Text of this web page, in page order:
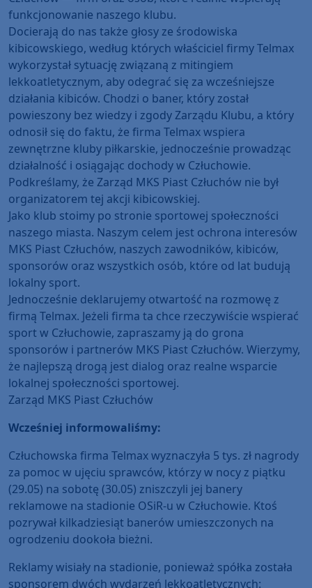
funkcjonowanie naszego klubu.
Docierają do nas także głosy ze środowiska
kibicowskiego, według których właściciel firmy Telmax
wykorzystał sytuację związaną z mitingiem
lekkoatletycznym, aby odegrać się za wcześniejsze
działania kibiców. Chodzi o baner, który został
powieszony bez wiedzy i zgody Zarządu Klubu, a który
odnosił się do faktu, że firma Telmax wspiera
zewnętrzne kluby piłkarskie, jednocześnie prowadząc
działalność i osiągając dochody w Człuchowie.
Podkreślamy, że Zarząd MKS Piast Człuchów nie był
organizatorem tej akcji kibicowskiej.
Jako klub stoimy po stronie sportowej społeczności
naszego miasta. Naszym celem jest ochrona interesów
MKS Piast Człuchów, naszych zawodników, kibiców,
sponsorów oraz wszystkich osób, które od lat budują
lokalny sport.
Jednocześnie deklarujemy otwartość na rozmowę z
firmą Telmax. Jeżeli firma ta chce rzeczywiście wspierać
sport w Człuchowie, zapraszamy ją do grona
sponsorów i partnerów MKS Piast Człuchów. Wierzymy,
że najlepszą drogą jest dialog oraz realne wsparcie
lokalnej społeczności sportowej.
Zarząd MKS Piast Człuchów
Wcześniej informowaliśmy:
Człuchowska firma Telmax wyznaczyła 5 tys. zł nagrody
za pomoc w ujęciu sprawców, którzy w nocy z piątku
(29.05) na sobotę (30.05) zniszczyli jej banery
reklamowe na stadionie OSiR-u w Człuchowie. Ktoś
pozrywał kilkadziesiąt banerów umieszczonych na
ogrodzeniu dookoła bieżni.
Reklamy wisiały na stadionie, ponieważ spółka została
sponsorem dwóch wydarzeń lekkoatletycznych: